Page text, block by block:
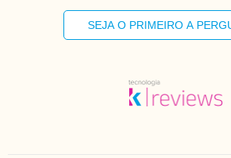
SEJA O PRIMEIRO A